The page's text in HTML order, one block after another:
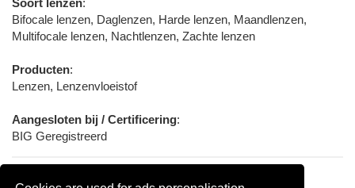
Bifocale lenzen, Daglenzen, Harde lenzen, Maandlenzen,
Multifocale lenzen, Nachtlenzen, Zachte lenzen
Producten:
Lenzen, Lenzenvloeistof
Aangesloten bij / Certificering:
BIG Geregistreerd